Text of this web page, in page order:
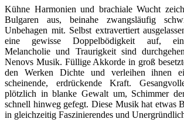
Kühne Harmonien und brachiale Wucht
Bulgaren aus, beinahe zwangsläufig
Unbehagen mit. Selbst extravertiert
eine gewisse Doppelbödigkeit auf,
Melancholie und Traurigkeit sind
Nenovs Musik. Füllige Akkorde in groß
den Werken Dichte und verleihen ihnen
scheinende, erdrückende Kraft.
plötzlich in blanke Gewalt um, Schimmer
schnell hinweg gefegt. Diese Musik hat etwas
in gleichzeitig Faszinierendes und